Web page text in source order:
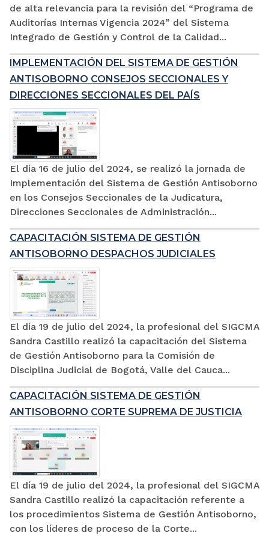
de alta relevancia para la revisión del “Programa de
Auditorías Internas Vigencia 2024” del Sistema
Integrado de Gestión y Control de la Calidad...
IMPLEMENTACIÓN DEL SISTEMA DE GESTIÓN
ANTISOBORNO CONSEJOS SECCIONALES Y
DIRECCIONES SECCIONALES DEL PAÍS
El día 16 de julio del 2024, se realizó la jornada de
Implementación del Sistema de Gestión Antisoborno
en los Consejos Seccionales de la Judicatura,
Direcciones Seccionales de Administración...
CAPACITACIÓN SISTEMA DE GESTIÓN
ANTISOBORNO DESPACHOS JUDICIALES
El día 19 de julio del 2024, la profesional del SIGCMA
Sandra Castillo realizó la capacitación del Sistema
de Gestión Antisoborno para la Comisión de
Disciplina Judicial de Bogotá, Valle del Cauca...
CAPACITACIÓN SISTEMA DE GESTIÓN
ANTISOBORNO CORTE SUPREMA DE JUSTICIA
El día 19 de julio del 2024, la profesional del SIGCMA
Sandra Castillo realizó la capacitación referente a
los procedimientos Sistema de Gestión Antisoborno,
con los líderes de proceso de la Corte...